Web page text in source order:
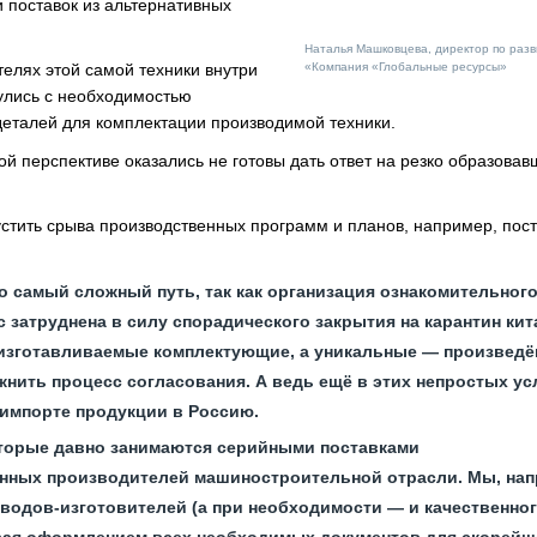
Наталья Машковцева, директор по
«Компания «Глобальные ресурсы»
из альтернативных
этой самой техники внутри
с необходимостью
для комплектации производимой техники.
перспективе оказались не готовы дать ответ на резко
срыва производственных программ и планов, например,
сложный путь, так как организация
в силу спорадического закрытия на карантин
комплектующие, а уникальные —
процесс согласования. А ведь ещё в этих непростых
продукции в Россию.
давно занимаются серийными поставками
производителей машиностроительной отрасли. Мы,
изготовителей (а при необходимости — и